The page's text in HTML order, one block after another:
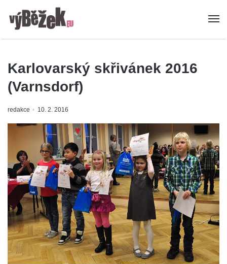
Karlovarský skřivánek 2016
(Varnsdorf)
redakce 10. 2. 2016